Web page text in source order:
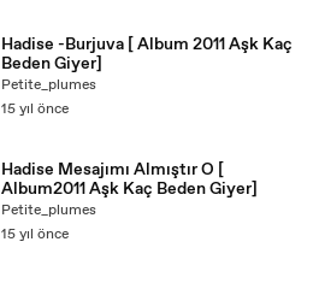
Hadise -Burjuva [ Album 2011 Aşk Kaç
Beden Giyer]
Petite_plumes
15 yıl önce
Hadise Mesajımı Almıştır O [
Album2011 Aşk Kaç Beden Giyer]
Petite_plumes
15 yıl önce